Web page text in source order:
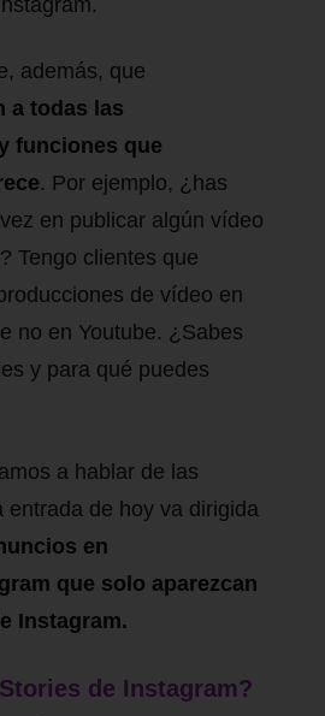
además, que
a todas las
funciones que
. Por ejemplo, ¿has
en publicar algún vídeo
Tengo clientes que
de vídeo en
no en Youtube. ¿Sabes
y para qué puedes
a hablar de las
entrada de hoy va dirigida
en
que solo aparezcan
Instagram.
de Instagram?